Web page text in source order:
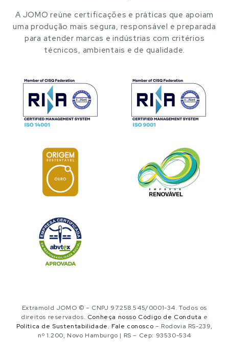
A JOMO reúne certificações e práticas que apoiam
uma produção mais segura, responsável e preparada
para atender marcas e indústrias com critérios
técnicos, ambientais e de qualidade.
Extramold JOMO © – CNPJ 97.258.545/0001-34. Todos os
direitos reservados. Conheça nosso Código de Conduta e
Política de Sustentabilidade. Fale conosco – Rodovia RS-239,
nº 1.200, Novo Hamburgo | RS – Cep: 93530-534